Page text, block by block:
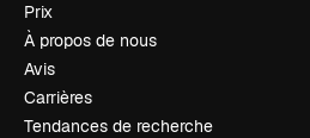
Prix
À propos de nous
Avis
Carrières
Tendances de recherche